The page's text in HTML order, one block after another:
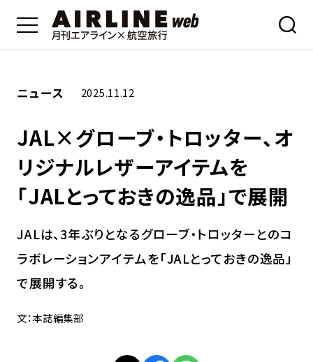
ニュース 2025.11.12
JAL×グローブ・トロッター、オ
リジナルレザーアイテムを
「JALとっておきの逸品」で展開
JALは、3年ぶりとなるグローブ・トロッターとのコ
ラボレーションアイテムを「JALとっておきの逸品」
で展開する。
文：本誌編集部